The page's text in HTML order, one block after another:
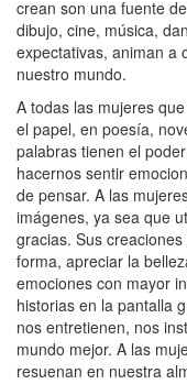
crean son una fuente
dibujo, cine, música,
expectativas, animan a
nuestro mundo.
A todas las mujeres
el papel, en poesía,
palabras tienen el
hacernos sentir
de pensar. A las
imágenes, ya sea que
gracias. Sus
forma, apreciar la
emociones con mayor
historias en la pantalla
nos entretienen, nos
mundo mejor. A las
resuenan en nuestra